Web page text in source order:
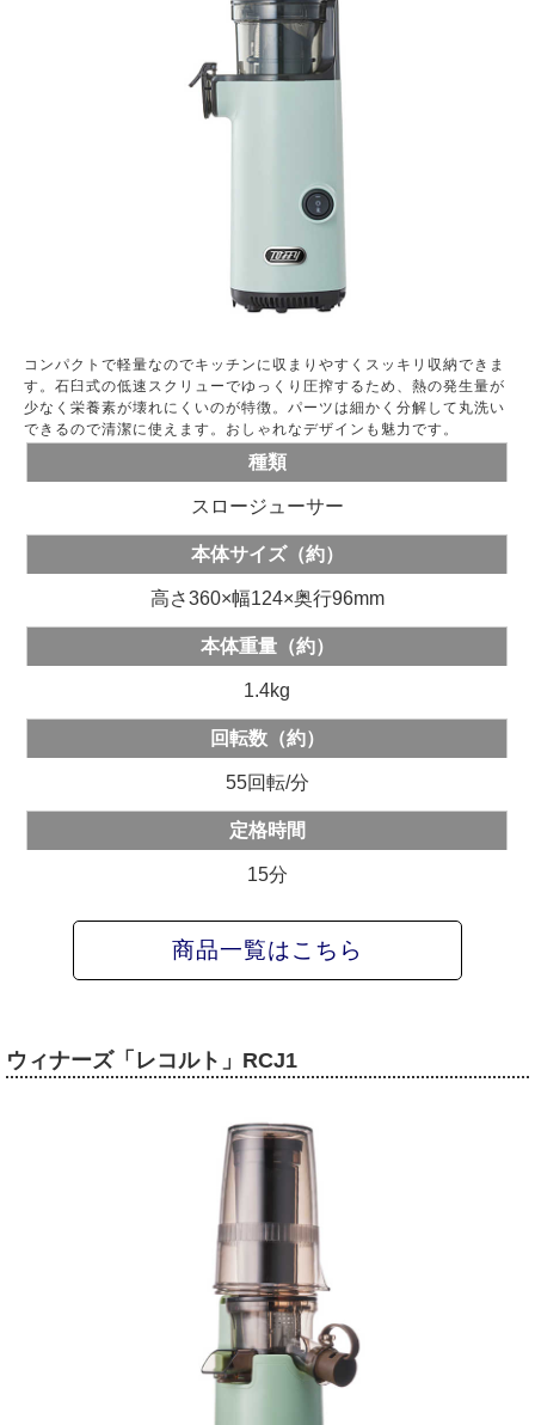
コンパクトで軽量なのでキッチンに収まりやすくスッキリ収納できま
す。石臼式の低速スクリューでゆっくり圧搾するため、熱の発生量が
少なく栄養素が壊れにくいのが特徴。パーツは細かく分解して丸洗い
できるので清潔に使えます。おしゃれなデザインも魅力です。
種類
スロージューサー
本体サイズ（約）
高さ360×幅124×奥行96mm
本体重量（約）
1.4kg
回転数（約）
55回転/分
定格時間
15分
商品一覧はこちら
ウィナーズ「レコルト」RCJ1